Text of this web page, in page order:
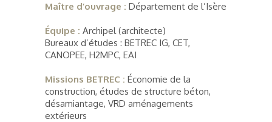
Maître d’ouvrage : Département de l’Isère
Équipe : Archipel (architecte)
Bureaux d’études : BETREC IG, CET,
CANOPEE, H2MPC, EAI
Missions BETREC : Économie de la
construction, études de structure béton,
désamiantage, VRD aménagements
extérieurs